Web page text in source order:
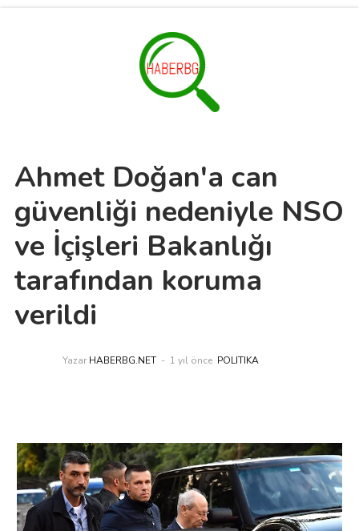
Ahmet Doğan'a can
güvenliği nedeniyle NSO
ve İçişleri Bakanlığı
tarafından koruma
verildi
Yazar HABERBG.NET 1 yıl önce POLITIKA